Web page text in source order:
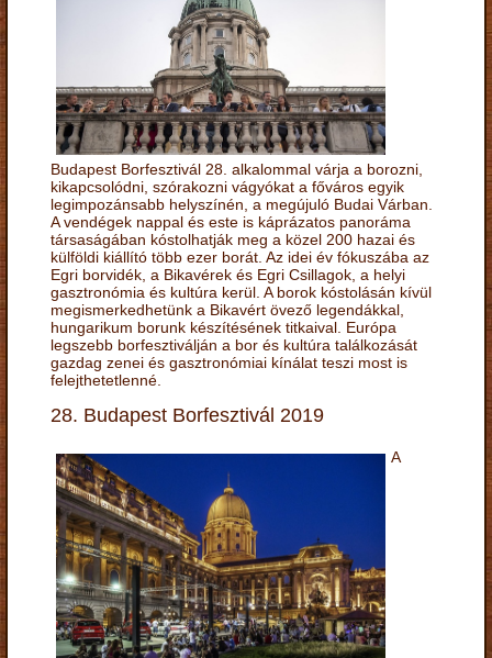
Budapest Borfesztivál 28. alkalommal várja a borozni,
kikapcsolódni, szórakozni vágyókat a főváros egyik
legimpozánsabb helyszínén, a megújuló Budai Várban.
A vendégek nappal és este is káprázatos panoráma
társaságában kóstolhatják meg a közel 200 hazai és
külföldi kiállító több ezer borát. Az idei év fókuszába az
Egri borvidék, a Bikavérek és Egri Csillagok, a helyi
gasztronómia és kultúra kerül. A borok kóstolásán kívül
megismerkedhetünk a Bikavért övező legendákkal,
hungarikum borunk készítésének titkaival. Európa
legszebb borfesztiválján a bor és kultúra találkozását
gazdag zenei és gasztronómiai kínálat teszi most is
felejthetetlenné.
28. Budapest Borfesztivál 2019
A